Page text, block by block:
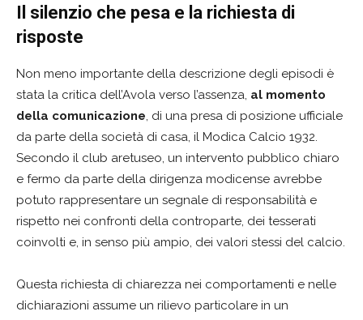
Il silenzio che pesa e la richiesta di
risposte
Non meno importante della descrizione degli episodi è
stata la critica dell’Avola verso l’assenza, al momento
della comunicazione, di una presa di posizione ufficiale
da parte della società di casa, il Modica Calcio 1932.
Secondo il club aretuseo, un intervento pubblico chiaro
e fermo da parte della dirigenza modicense avrebbe
potuto rappresentare un segnale di responsabilità e
rispetto nei confronti della controparte, dei tesserati
coinvolti e, in senso più ampio, dei valori stessi del calcio.
Questa richiesta di chiarezza nei comportamenti e nelle
dichiarazioni assume un rilievo particolare in un